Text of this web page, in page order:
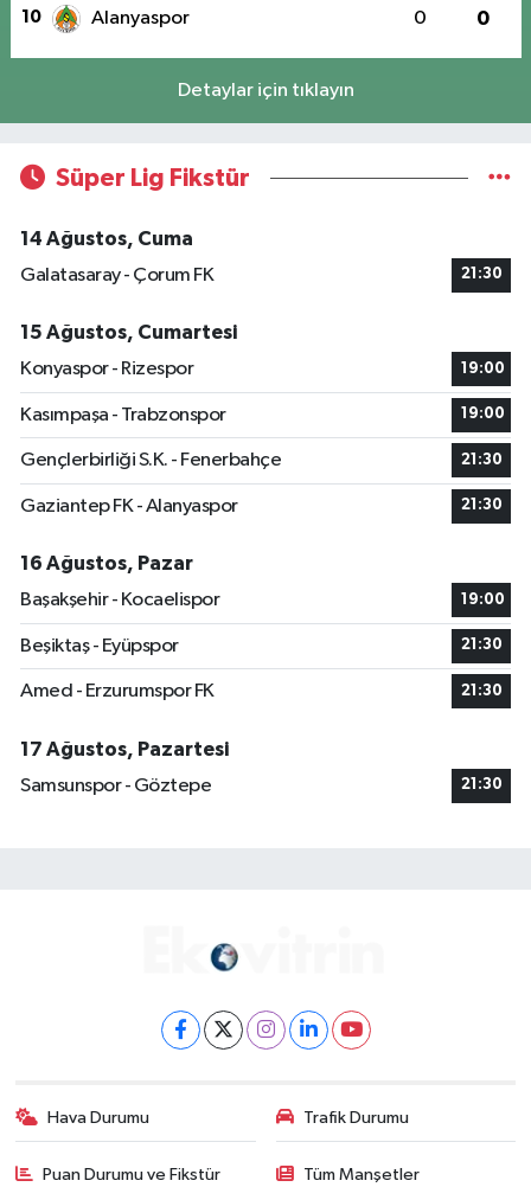
10 Alanyaspor 0 0
Detaylar için tıklayın
Süper Lig Fikstür
14 Ağustos, Cuma
Galatasaray - Çorum FK
21:30
15 Ağustos, Cumartesi
Konyaspor - Rizespor
19:00
Kasımpaşa - Trabzonspor 19:00
Gençlerbirliği S.K. - Fenerbahçe 21:30
Gaziantep FK - Alanyaspor 21:30
16 Ağustos, Pazar
Başakşehir - Kocaelispor
19:00
Beşiktaş - Eyüpspor 21:30
Amed - Erzurumspor FK 21:30
17 Ağustos, Pazartesi
Samsunspor - Göztepe
21:30
Hava Durumu Trafik Durumu
Puan Durumu ve Fikstür Tüm Manşetler